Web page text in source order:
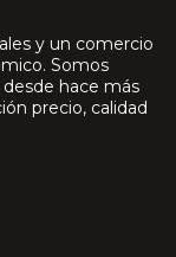
y un comercio
Somos
hace más
precio, calidad